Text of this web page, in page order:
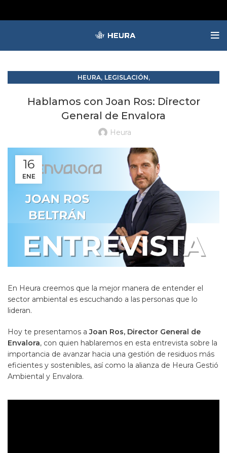
HEURA, LEGISLACIÓN,
RESIDUOS Y SUBPRODUCTOS,
SOLUCIONES MEDIOAMBIENTALES
Hablamos con Joan Ros: Director
General de Envalora
Heura
16
ENE
En Heura creemos que la mejor manera de entender el
sector ambiental es escuchando a las personas que lo
lideran.
Hoy te presentamos aJoan Ros, Director General de
Envalora, con quien hablaremos en esta entrevista sobre la
importancia de avanzar hacia una gestión de residuos más
eficientes y sostenibles, así como la alianza de Heura Gestió
Ambiental y Envalora.